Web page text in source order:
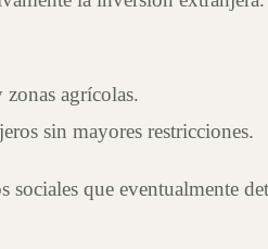
agrícolas.
sin mayores restricciones.
que eventualmente